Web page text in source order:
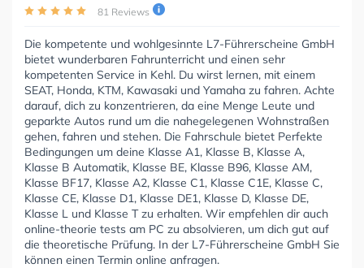
81 Reviews
Die kompetente und wohlgesinnte L7-Führerscheine GmbH
bietet wunderbaren Fahrunterricht und einen sehr
kompetenten Service in Kehl. Du wirst lernen, mit einem
SEAT, Honda, KTM, Kawasaki und Yamaha zu fahren. Achte
darauf, dich zu konzentrieren, da eine Menge Leute und
geparkte Autos rund um die nahegelegenen Wohnstraßen
gehen, fahren und stehen. Die Fahrschule bietet Perfekte
Bedingungen um deine Klasse A1, Klasse B, Klasse A,
Klasse B Automatik, Klasse BE, Klasse B96, Klasse AM,
Klasse BF17, Klasse A2, Klasse C1, Klasse C1E, Klasse C,
Klasse CE, Klasse D1, Klasse DE1, Klasse D, Klasse DE,
Klasse L und Klasse T zu erhalten. Wir empfehlen dir auch
online-theorie tests am PC zu absolvieren, um dich gut auf
die theoretische Prüfung. In der L7-Führerscheine GmbH Sie
können einen Termin online anfragen.